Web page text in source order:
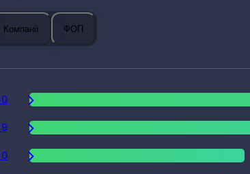
Компанії ФОП